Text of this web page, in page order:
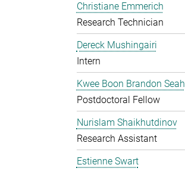
Christiane Emmerich
Research Technician
Dereck Mushingairi
Intern
Kwee Boon Brandon Seah
Postdoctoral Fellow
Nurislam Shaikhutdinov
Research Assistant
Estienne Swart